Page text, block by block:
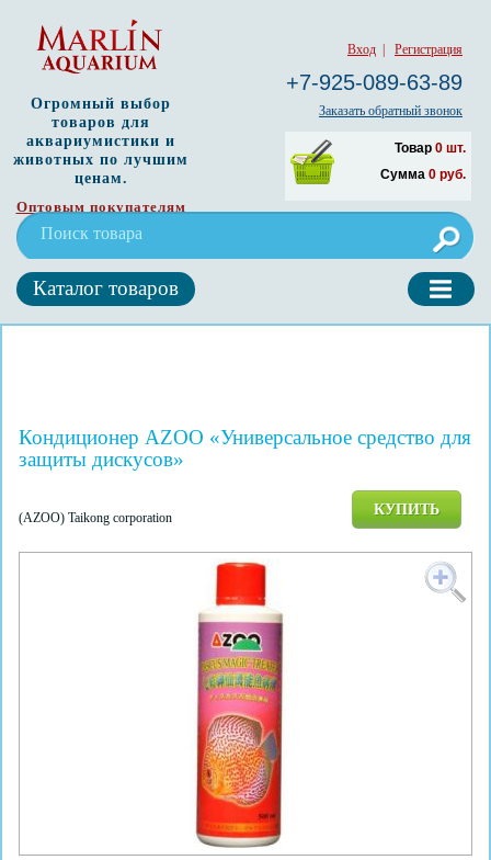
Вход Регистрация
+7-925-089-63-89
Заказать обратный звонок
Товар 0 шт.
Сумма 0 руб.
Огромный выбор
товаров для
аквариумистики и
животных по лучшим
ценам.
Оптовым покупателям
Каталог товаров
Кондиционер AZOO «Универсальное средство для
защиты дискусов»
(AZOO) Taikong corporation КУПИТЬ